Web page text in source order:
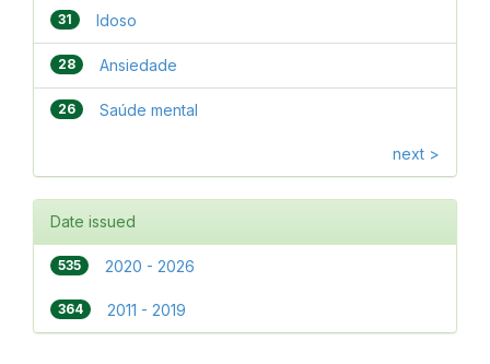
31 Idoso
28 Ansiedade
26 Saúde mental
next >
Date issued
535 2020 - 2026
364 2011 - 2019